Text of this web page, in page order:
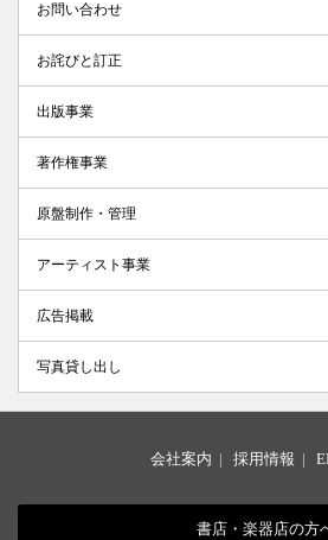
お問い合わせ
お詫びと訂正
出版事業
著作権事業
原盤制作・管理
アーティスト事業
広告掲載
写真貸し出し
会社案内 | 採用情報 |
書店・楽器店の方